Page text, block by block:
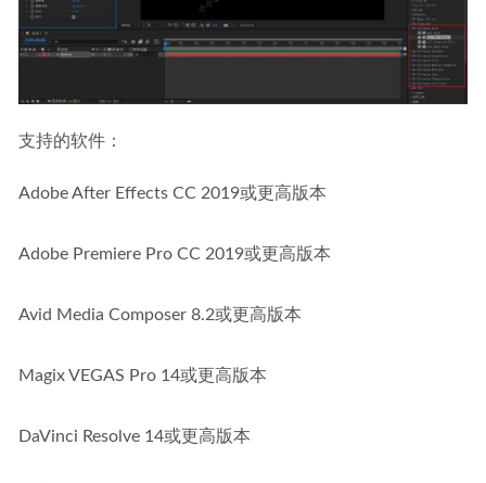
支持的软件：
Adobe After Effects CC 2019或更高版本
Adobe Premiere Pro CC 2019或更高版本
Avid Media Composer 8.2或更高版本
Magix VEGAS Pro 14或更高版本
DaVinci Resolve 14或更高版本